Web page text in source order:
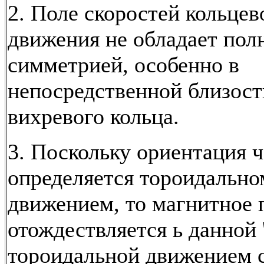
2. Поле скоростей
движения не обладает
симметрией, особенно в
непосредственной
вихревого кольца.
3. Поскольку ориентация
определяется
движением, то магнитное
отождествляется ь
тороидальной движением